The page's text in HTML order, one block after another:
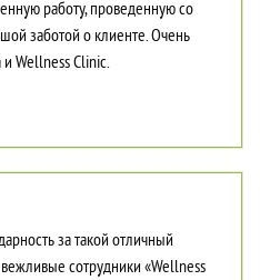
работу, проведенную со
заботой о клиенте. Очень
Wellness Clinic.
за такой отличный
сотрудники «Wellness